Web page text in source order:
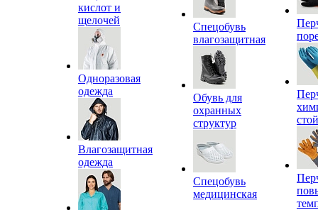
кислот и
щелочей
Одноразовая
одежда
Влагозащитная
одежда
Спецобувь
влагозащитная
Обувь для
охранных
структур
Спецобувь
медицинская